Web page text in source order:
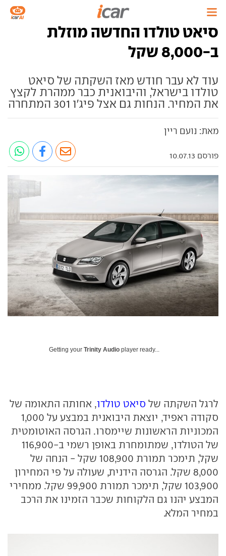
סיאט טולדו החדשה מוזלת
ב-8,000 שקל
עוד לא עבר חודש מאז השקתה של סיאט
טולדו בישראל, והיבואנית כבר ממהרת לקצץ
את המחיר. הנחות גם אצל פיג'ו 301 המתחרה
מאת: נועם ריין
פורסם 10.07.13
Getting your Trinity Audio player ready...
לרגל השקתה של סיאט טולדו, אחותה התאומה של
סקודה ראפיד, יוצאת היבואנית במבצע על 1,000
המכוניות הראשונות שיימסרו. הגרסה האוטומטית
של הטולדו, שמתומחרת באופן רשמי ב-116,900
שקל, תימכר תמורת 108,900 שקל - הנחה של
8,000 שקל. הגרסה הידנית, שעולה על פי המחירון
103,900 שקל, תימכר תמורת 99,900 שקל. ממחירי
המבצע יהנו גם הלקוחות שכבר הזמינו את הרכב
במחיר המלא.